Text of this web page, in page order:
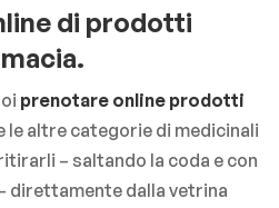
di prodotti
prenotare online prodotti
altre categorie di medicinali
– saltando la coda e con
direttamente dalla vetrina